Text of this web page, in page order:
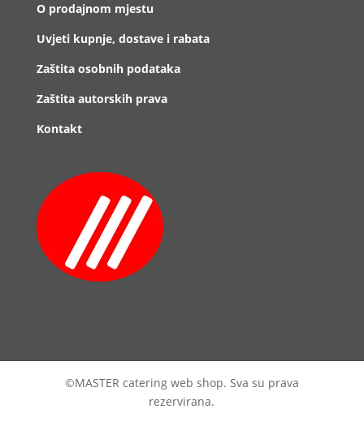
O prodajnom mjestu
Uvjeti kupnje, dostave i rabata
Zaštita osobnih podataka
Zaštita autorskih prava
Kontakt
©MASTER catering web shop. Sva su prava
rezervirana.